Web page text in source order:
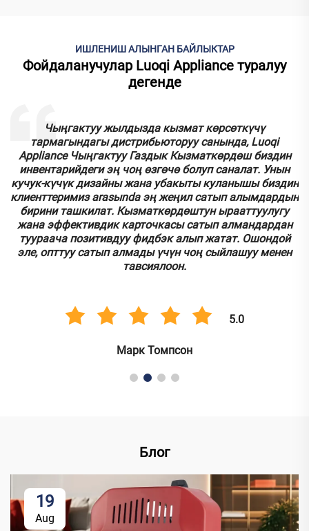
ИШЛЕНИШ АЛЫНГАН БАЙЛЫКТАР
Фойдаланучулар Luoqi Appliance туралуу
дегенде
Чыңгактуу жылдызда кызмат көрсөткүчү
тармагындагы дистрибьюторуу санында, Luoqi
Appliance Чыңгактуу Газдык Кызматкөрдөш биздин
инвентарийдеги эң чоң өзгөчө болуп саналат. Унын
кучук-күчүк дизайны жана убакыты куланышы биздин
клиенттеримиз аrasыnda эң жеңил сатып алымдардын
бирини ташкилат. Кызматкөрдөштун ырааттуулугу
жана эффективдик карточкасы сатып алмандардан
туураача позитивдуу фидбэк алып жатат. Ошондой
эле, опттуу сатып алмады үчүн чоң сыйлашуу менен
тавсиялоон.
5.0
Марк Томпсон
Блог
19
Aug